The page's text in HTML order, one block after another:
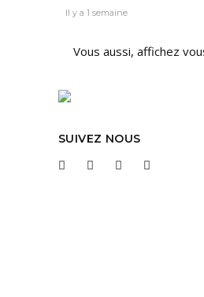
Il y a 1 semaine
Vous aussi, affichez
SUIVEZ NOUS